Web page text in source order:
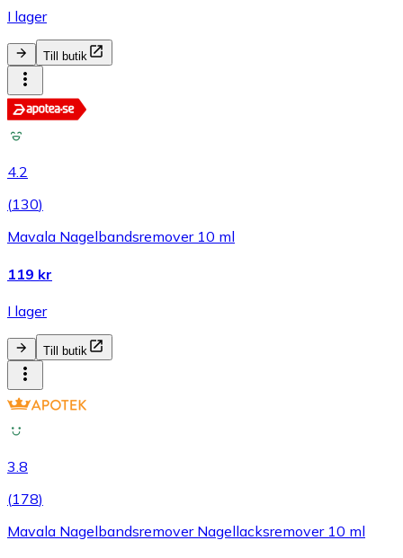
I lager
Till butik
4.2
(130)
Mavala Nagelbandsremover 10 ml
119 kr
I lager
Till butik
3.8
(178)
Mavala Nagelbandsremover Nagellacksremover 10 ml